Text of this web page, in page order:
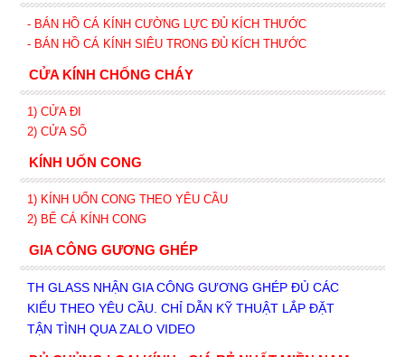
- BÁN HỒ CÁ KÍNH CƯỜNG LỰC ĐỦ KÍCH THƯỚC
- BÁN HỒ CÁ KÍNH SIÊU TRONG ĐỦ KÍCH THƯỚC
CỬA KÍNH CHỐNG CHÁY
1) CỬA ĐI
2) CỬA SỔ
KÍNH UỐN CONG
1) KÍNH UỐN CONG THEO YÊU CẦU
2) BỂ CÁ KÍNH CONG
GIA CÔNG GƯƠNG GHÉP
TH GLASS NHẬN GIA CÔNG GƯƠNG GHÉP ĐỦ CÁC
KIỂU THEO YÊU CẦU. CHỈ DẪN KỸ THUẬT LẮP ĐẶT
TẬN TÌNH QUA ZALO VIDEO